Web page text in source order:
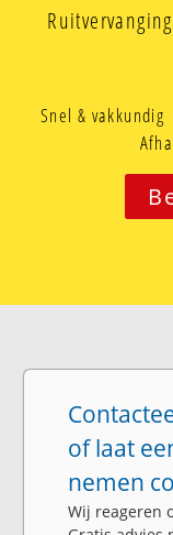
Snel &
of laat
nemen
Wij reageren